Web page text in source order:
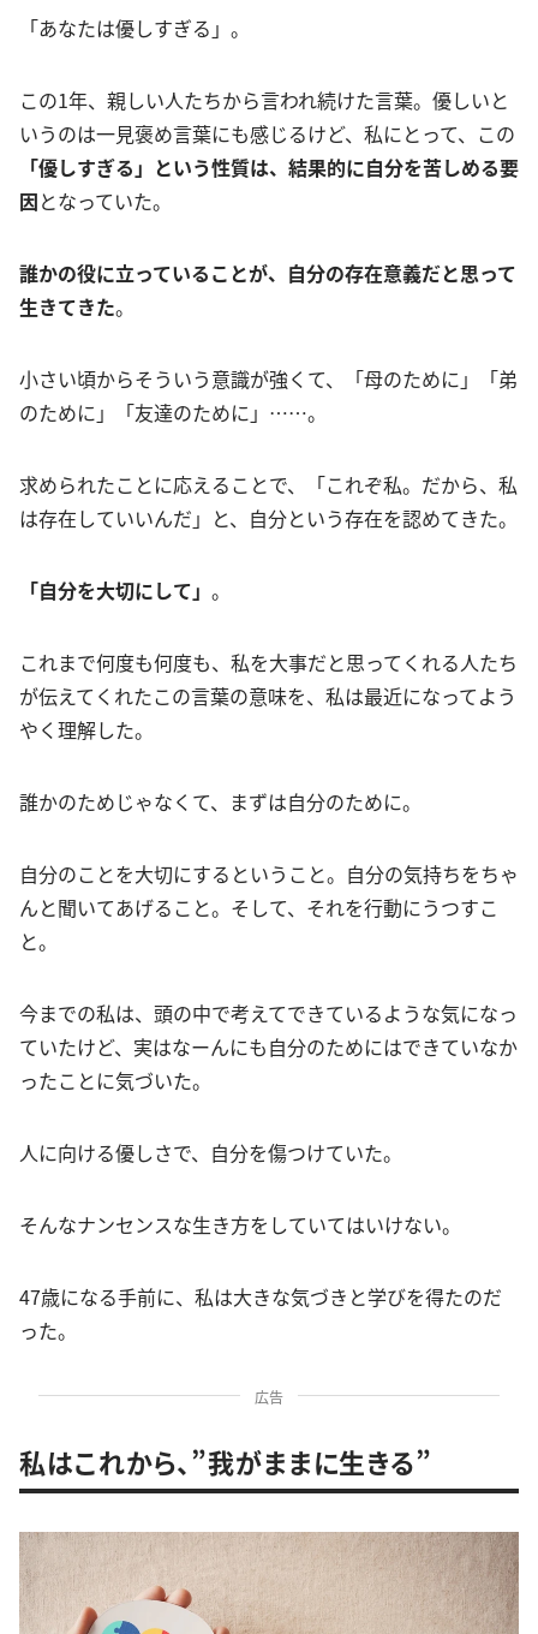
「あなたは優しすぎる」。
この1年、親しい人たちから言われ続けた言葉。優しいと
いうのは一見褒め言葉にも感じるけど、私にとって、この
「優しすぎる」という性質は、結果的に自分を苦しめる要
因となっていた。
誰かの役に立っていることが、自分の存在意義だと思って
生きてきた。
小さい頃からそういう意識が強くて、「母のために」「弟
のために」「友達のために」……。
求められたことに応えることで、「これぞ私。だから、私
は存在していいんだ」と、自分という存在を認めてきた。
「自分を大切にして」 。
これまで何度も何度も、私を大事だと思ってくれる人たち
が伝えてくれたこの言葉の意味を、私は最近になってよう
やく理解した。
誰かのためじゃなくて、まずは自分のために。
自分のことを大切にするということ。自分の気持ちをちゃ
んと聞いてあげること。そして、それを行動にうつすこ
と。
今までの私は、頭の中で考えてできているような気になっ
ていたけど、実はなーんにも自分のためにはできていなか
ったことに気づいた。
人に向ける優しさで、自分を傷つけていた。
そんなナンセンスな生き方をしていてはいけない。
47歳になる手前に、私は大きな気づきと学びを得たのだ
った。
広告
私はこれから、”我がままに生きる”